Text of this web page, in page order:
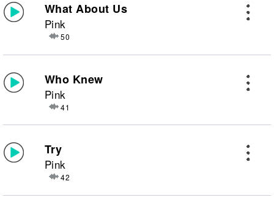
What About Us
Pink
50
Who Knew
Pink
41
Try
Pink
42